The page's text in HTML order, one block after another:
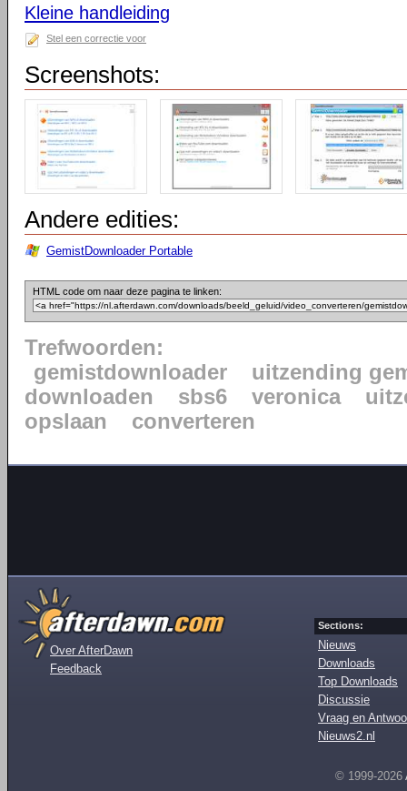
Kleine handleiding
Stel een correctie voor
Screenshots:
Andere edities:
GemistDownloader Portable
HTML code om naar deze pagina te linken:
Trefwoorden:
gemistdownloader
uitzending
downloaden
sbs6 veronica
opslaan
converteren
Over AfterDawn
Feedback
Sections:
Nieuws
Downloads
Top Downloads
Discussie
Vraag en
Nieuws2.nl
© 1999-2026